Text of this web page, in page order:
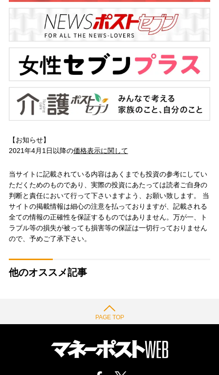
【お知らせ】
2021年4月1日以降の価格表示に関して
当サイトに記載されている内容はあくまでも投資の参考にしてい
ただくためのものであり、実際の投資にあたっては読者ご自身の
判断と責任において行って下さいますよう、お願い致します。 当
サイトの掲載情報は細心の注意を払っておりますが、記載される
全ての情報の正確性を保証するものではありません。万が一、ト
ラブル等の損失が被っても損害等の保証は一切行っておりません
ので、予めご了承下さい。
他のオススメ記事
PAGE TOP